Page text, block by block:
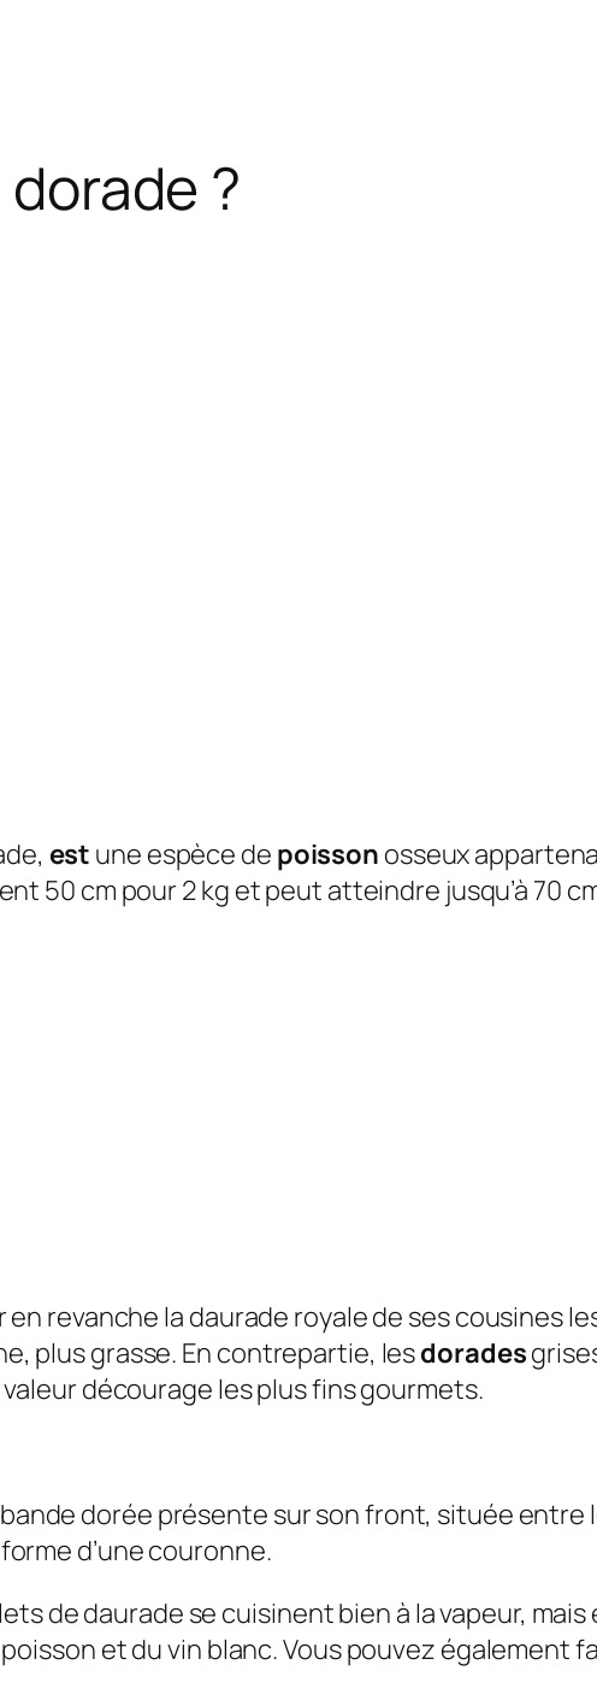
?
est une espèce de poisson osseux
50 cm pour 2 kg et peut atteindre jusqu’à 70
revanche la daurade royale de ses cousines
plus grasse. En contrepartie, lesdorades
décourage les plus fins gourmets.
dorée présente sur son front, située entre
d’une couronne.
de daurade se cuisinent bien à la vapeur,
et du vin blanc. Vous pouvez également